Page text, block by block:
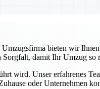
bieten wir
Sorgfalt, damit Ihr Umzug
wird. Unser erfahrenes
oder Unternehmen